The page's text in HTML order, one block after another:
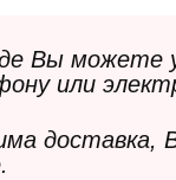
Вы можете
или